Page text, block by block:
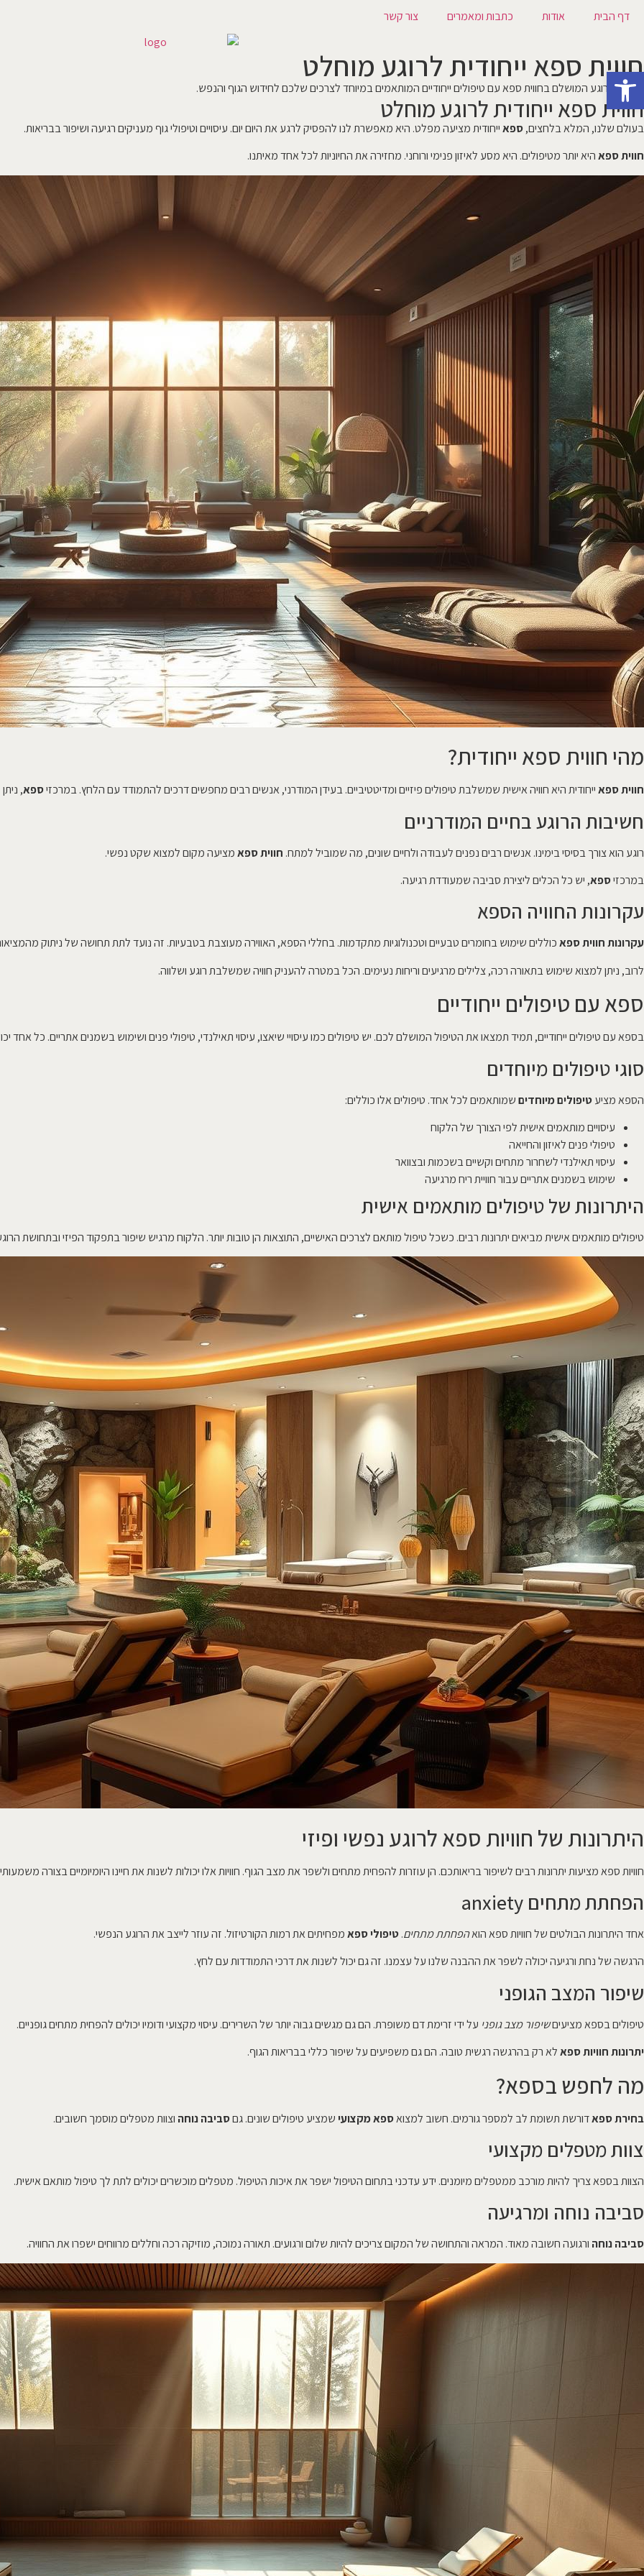
דף הבית אודות כתבות ומאמרים צור קשר
חווית ספא ייחודית לרוגע מוחלט
גלו את הרוגע המושלם בחווית ספא עם טיפולים ייחודיים המותאמים במיוחד לצרכים שלכם לחידוש הגוף והנפש.
חווית ספא ייחודית לרוגע מוחלט
בעולם שלנו, המלא בלחצים,ספאייחודית מציעה מפלט. היא מאפשרת לנו להפסיק לרגע את היום יום. עיסויים וטיפולי גוף מעניקים רגיעה ושיפור בבריאות.
חווית ספאהיא יותר מטיפולים. היא מסע לאיזון פנימי ורוחני. מחזירה את החיוניות לכל אחד מאיתנו.
מהי חווית ספא ייחודית?
חווית ספאייחודית היא חוויה אישית שמשלבת טיפולים פיזיים ומדיטטיביים. בעידן המודרני, אנשים רבים מחפשים דרכים להתמודד עם הלחץ. במרכזיספא,
חשיבות הרוגע בחיים המודרניים
רוגע הוא צורך בסיסי בימינו. אנשים רבים נפנים לעבודה ולחיים שונים, מה שמוביל למתח. חווית ספאמציעה מקום למצוא שקט נפשי.
במרכזיספא, יש כל הכלים ליצירת סביבה שמעודדת רגיעה.
עקרונות החוויה הספא
עקרונות חווית ספאכוללים שימוש בחומרים טבעיים וטכנולוגיות מתקדמות. בחללי הספא, האווירה מעוצבת בטבעיות. זה נועד לתת תחושה של ניתוק
לרוב, ניתן למצוא שימוש בתאורה רכה, צלילים מרגיעים וריחות נעימים. הכל במטרה להעניק חוויה שמשלבת רוגע ושלווה.
ספא עם טיפולים ייחודיים
בספא עם טיפולים ייחודיים, תמיד תמצאו את הטיפול המושלם לכם. יש טיפולים כמו עיסויי שיאצו, עיסוי תאילנדי, טיפולי פנים ושימוש בשמנים אתריים. כל אחד
סוגי טיפולים מיוחדים
הספא מציעטיפולים מיוחדיםשמותאמים לכל אחד. טיפולים אלו כוללים:
עיסויים מותאמים אישית לפי הצורך של הלקוח
טיפולי פנים לאיזון והחייאה
עיסוי תאילנדי לשחרור מתחים וקשיים בשכמות ובצוואר
שימוש בשמנים אתריים עבור חוויית ריח מרגיעה
היתרונות של טיפולים מותאמים אישית
טיפולים מותאמים אישית מביאים יתרונות רבים. כשכל טיפול מותאם לצרכים האישיים, התוצאות הן טובות יותר. הלקוח מרגיש שיפור בתפקוד הפיזי ובתחושת
היתרונות של חוויות ספא לרוגע נפשי ופיזי
חוויות ספא מציעות יתרונות רבים לשיפור בריאותכם. הן עוזרות להפחית מתחים ולשפר את מצב הגוף. חוויות אלו יכולות לשנות את חיינו היומיומיים בצורה
הפחתת מתחים anxiety
אחד היתרונות הבולטים של חוויות ספא הואהפחתת מתחים.טיפולי ספאמפחיתים את רמות הקורטיזול. זה עוזר לייצב את הרוגע הנפשי.
הרגשה של נחת ורגיעה יכולה לשפר את ההבנה שלנו על עצמנו. זה גם יכול לשנות את דרכי התמודדות עם לחץ.
שיפור המצב הגופני
טיפולים בספא מציעיםשיפור מצב גופני על ידי זרימת דם משופרת. הם גם מגשים גבוה יותר של השרירים. עיסוי מקצועי ודומיו יכולים להפחית מתחים גופניים.
יתרונות חוויות ספאלא רק בהרגשה רגשית טובה. הם גם משפיעים על שיפור כללי בבריאות הגוף.
מה לחפש בספא?
בחירת ספאדורשת תשומת לב למספר גורמים. חשוב למצואספא מקצועישמציע טיפולים שונים. גםסביבה נוחה וצוות מטפלים מוסמך חשובים.
צוות מטפלים מקצועי
הצוות בספא צריך להיות מורכב ממטפלים מיומנים. ידע עדכני בתחום הטיפול ישפר את איכות הטיפול. מטפלים מוכשרים יכולים לתת לך טיפול מותאם אישית.
סביבה נוחה ומרגיעה
סביבה נוחה ורגועה חשובה מאוד. המראה והתחושה של המקום צריכים להיות שלום ורגועים. תאורה נמוכה, מוזיקה רכה וחללים מרווחים ישפרו את החוויה.
פתח סרגל נגישות